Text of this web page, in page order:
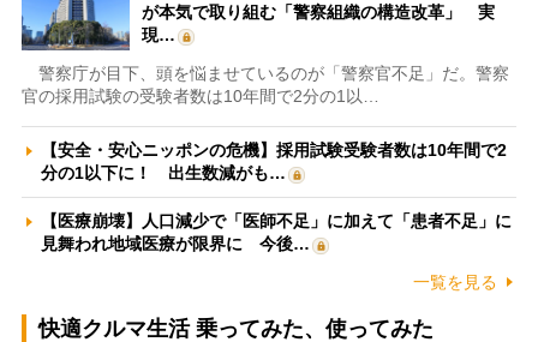
が本気で取り組む「警察組織の構造改革」 実
現…
警察庁が目下、頭を悩ませているのが「警察官不足」だ。警察
官の採用試験の受験者数は10年間で2分の1以…
【安全・安心ニッポンの危機】採用試験受験者数は10年間で2
分の1以下に！ 出生数減がも…
【医療崩壊】人口減少で「医師不足」に加えて「患者不足」に
見舞われ地域医療が限界に 今後…
一覧を見る
快適クルマ生活 乗ってみた、使ってみた